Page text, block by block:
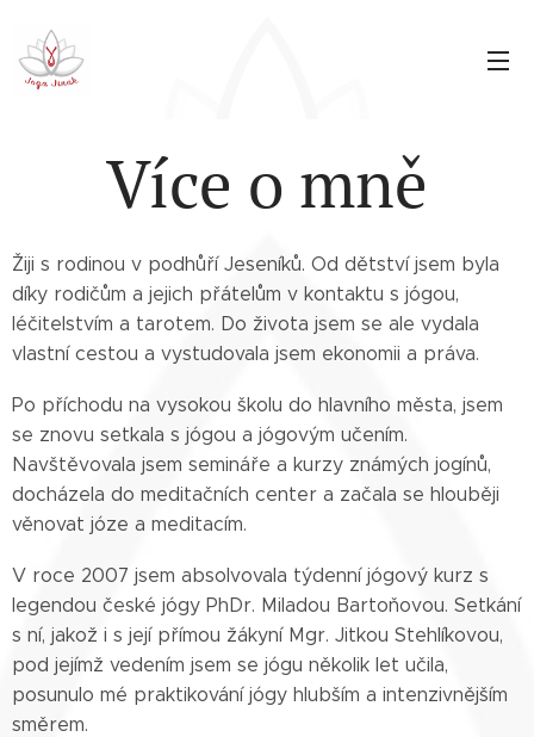
Více o mně
Žiji s rodinou v podhůří Jeseníků. Od dětství jsem byla
díky rodičům a jejich přátelům v kontaktu s jógou,
léčitelstvím a tarotem. Do života jsem se ale vydala
vlastní cestou a vystudovala jsem ekonomii a práva.
Po příchodu na vysokou školu do hlavního města, jsem
se znovu setkala s jógou a jógovým učením.
Navštěvovala jsem semináře a kurzy známých jogínů,
docházela do meditačních center a začala se hlouběji
věnovat józe a meditacím.
V roce 2007 jsem absolvovala týdenní jógový kurz s
legendou české jógy PhDr. Miladou Bartoňovou. Setkání
s ní, jakož i s její přímou žákyní Mgr. Jitkou Stehlíkovou,
pod jejímž vedením jsem se jógu několik let učila,
posunulo mé praktikování jógy hlubším a intenzivnějším
směrem.